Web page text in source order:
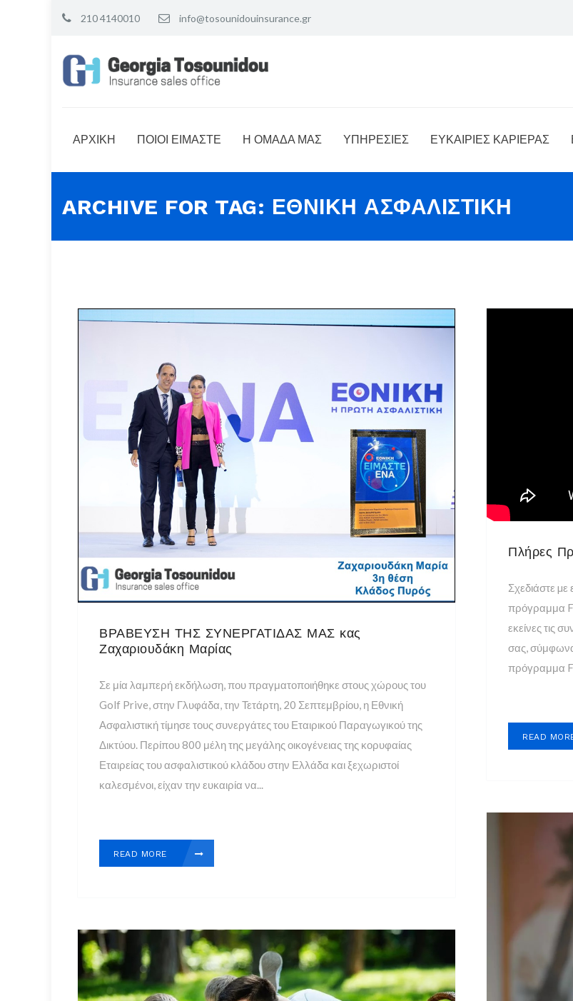
210 4140010 info@tosounidouinsurance.gr
ΑΡΧΙΚΗ ΠΟΙΟΙ ΕΙΜΑΣΤΕ Η ΟΜΑΔΑ ΜΑΣ ΥΠΗΡΕΣΙΕΣ ΕΥΚΑΙΡΙΕΣ ΚΑΡΙΕΡΑΣ
ARCHIVE FOR TAG: ΕΘΝΙΚΗ ΑΣΦΑΛΙΣΤΙΚΗ
ΒΡΑΒΕΥΣΗ ΤΗΣ ΣΥΝΕΡΓΑΤΙΔΑΣ ΜΑΣ κας
Ζαχαριουδάκη Μαρίας
Σε μία λαμπερή εκδήλωση, που πραγματοποιήθηκε στους χώρους του
Golf Prive, στην Γλυφάδα, την Τετάρτη, 20 Σεπτεμβρίου, η Εθνική
Ασφαλιστική τίμησε τους συνεργάτες του Εταιρικού Παραγωγικού της
Δικτύου. Περίπου 800 μέλη της μεγάλης οικογένειας της κορυφαίας
Εταιρείας του ασφαλιστικού κλάδου στην Ελλάδα και ξεχωριστοί
καλεσμένοι, είχαν την ευκαιρία να...
READ MORE
Πλήρες
Σχεδιάστε µε
πρόγραμμα
εκείνες τις
σας,
πρόγραμμα
READ